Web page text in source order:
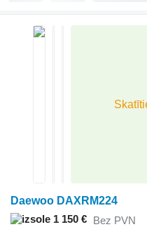
Daewoo DAXRM224
1 150 € Bez PVN